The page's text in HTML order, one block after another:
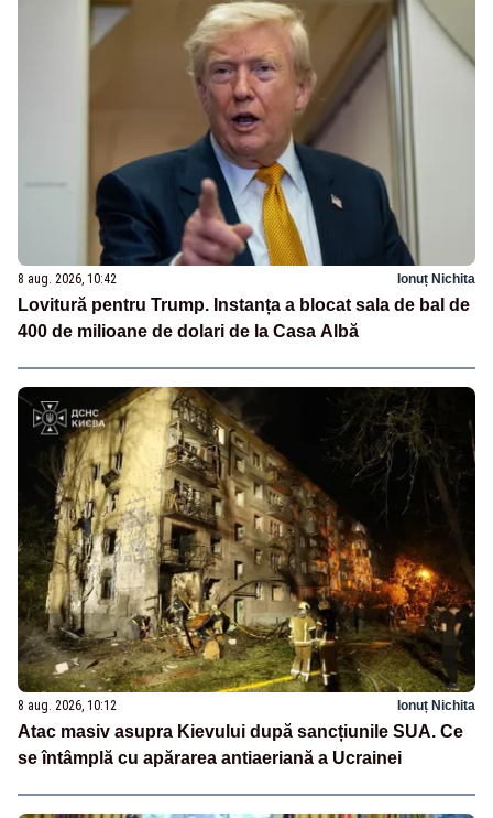
8 aug. 2026, 10:42 Ionuț Nichita
Lovitură pentru Trump. Instanța a blocat sala de bal de
400 de milioane de dolari de la Casa Albă
8 aug. 2026, 10:12 Ionuț Nichita
Atac masiv asupra Kievului după sancțiunile SUA. Ce
se întâmplă cu apărarea antiaeriană a Ucrainei